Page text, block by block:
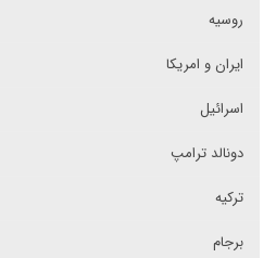
روسیه
ایران و امریکا
اسرائیل
دونالد ترامپ
ترکیه
برجام